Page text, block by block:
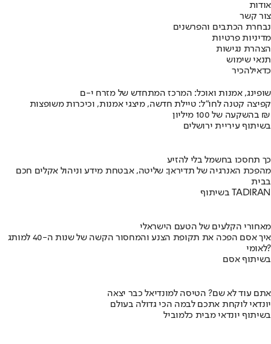
אודות
צור קשר
נבחרת הכתבים והפרשנים
מדיניות פרטיות
הצהרת נגישות
תנאי שימוש
כדאילהכיר
שופינג, אמנות ואוכל: המרכז המתחדש של מזרח י-ם
קפיצה קטנה לחו"ל: טיילת חדשה, מיצגי אמנות, וכיכרות משופצות
בהשקעה של 100 מיליון ₪
בשיתוף עיריית ירושלים
כך תחסכו בחשמל בלי להזיע
מהפכת האנרגיה של תדיראן: שליטה, אבטחת מידע וניהול אקלים חכם
בבית
בשיתוף TADIRAN
מאחורי הקלעים של הטעם הישראלי
איך אסם הפכה את תקופת הצנע והמחסור הקשה של שנות ה-40 למותג
לאומי?
בשיתוף אסם
אתם עוד לא שם? הטיסה למונדיאל כבר יצאה
יונדאי לוקחת אתכם לבמה הכי גדולה בעולם
בשיתוף יונדאי מבית כלמוביל